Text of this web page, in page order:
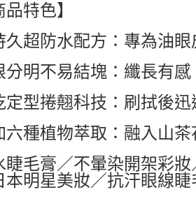
特色】
久超防水配方：專為油
分明不易結塊：纖長有
定型捲翹科技：刷拭後
六種植物萃取：融入山
睫毛膏／不暈染開架彩
本明星美妝／抗汗眼線